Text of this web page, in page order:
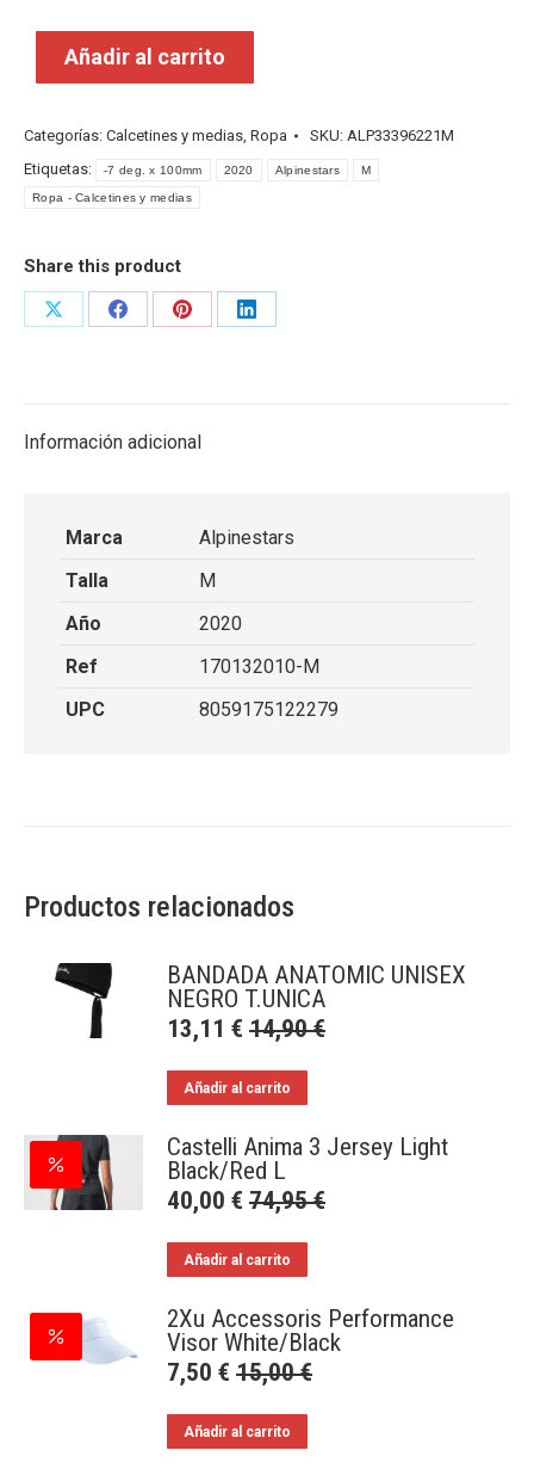
Añadir al carrito
Categorías: Calcetines y medias, Ropa SKU: ALP33396221M
Etiquetas:
-7 deg. x 100mm 2020 Alpinestars M
Ropa - Calcetines y medias
Share this product
Share
Share
Share
Share
Información adicional
Marca
Alpinestars
Talla
M
Año
2020
Ref
170132010-M
UPC
8059175122279
Productos relacionados
BANDADA ANATOMIC UNISEX
NEGRO T.UNICA
13,11 € 14,90€
Añadir al carrito
Castelli Anima 3 Jersey Light
Black/Red L
40,00 € 74,95€
Añadir al carrito
2Xu Accessoris Performance
Visor White/Black
7,50 € 15,00€
Añadir al carrito